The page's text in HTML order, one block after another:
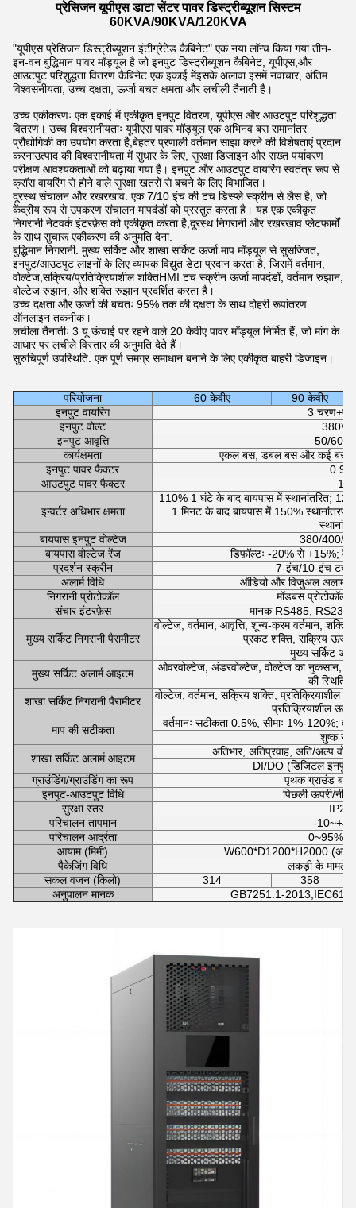
प्रेसिजन यूपीएस डाटा सेंटर पावर डिस्ट्रीब्यूशन सिस्टम
60KVA/90KVA/120KVA
"यूपीएस प्रेसिजन डिस्ट्रीब्यूशन इंटीग्रेटेड कैबिनेट" एक नया लॉन्च किया गया तीन-
इन-वन बुद्धिमान पावर मॉड्यूल है जो इनपुट डिस्ट्रीब्यूशन कैबिनेट, यूपीएस,और
आउटपुट परिशुद्धता वितरण कैबिनेट एक इकाई मेंइसके अलावा इसमें नवाचार, अंतिम
विश्वसनीयता, उच्च दक्षता, ऊर्जा बचत क्षमता और लचीली तैनाती है।
उच्च एकीकरणः एक इकाई में एकीकृत इनपुट वितरण, यूपीएस और आउटपुट परिशुद्धता
वितरण। उच्च विश्वसनीयताः यूपीएस पावर मॉड्यूल एक अभिनव बस समानांतर
प्रौद्योगिकी का उपयोग करता है,बेहतर प्रणाली वर्तमान साझा करने की विशेषताएं प्रदान
करनाउत्पाद की विश्वसनीयता में सुधार के लिए, सुरक्षा डिजाइन और सख्त पर्यावरण
परीक्षण आवश्यकताओं को बढ़ाया गया है। इनपुट और आउटपुट वायरिंग स्वतंत्र रूप से
क्रॉस वायरिंग से होने वाले सुरक्षा खतरों से बचने के लिए विभाजित।
दूरस्थ संचालन और रखरखाव: एक 7/10 इंच की टच डिस्प्ले स्क्रीन से लैस है, जो
केंद्रीय रूप से उपकरण संचालन मापदंडों को प्रस्तुत करता है। यह एक एकीकृत
निगरानी नेटवर्क इंटरफ़ेस को एकीकृत करता है,दूरस्थ निगरानी और रखरखाव प्लेटफार्मों
के साथ सुचारू एकीकरण की अनुमति देना.
बुद्धिमान निगरानी: मुख्य सर्किट और शाखा सर्किट ऊर्जा माप मॉड्यूल से सुसज्जित,
इनपुट/आउटपुट लाइनों के लिए व्यापक विद्युत डेटा प्रदान करता है, जिसमें वर्तमान,
वोल्टेज,सक्रिय/प्रतिक्रियाशील शक्तिHMI टच स्क्रीन ऊर्जा मापदंडों, वर्तमान रुझान,
वोल्टेज रुझान, और शक्ति रुझान प्रदर्शित करता है।
उच्च दक्षता और ऊर्जा की बचतः 95% तक की दक्षता के साथ दोहरी रूपांतरण
ऑनलाइन तकनीक।
लचीला तैनातीः 3 यू ऊंचाई पर रहने वाले 20 केवीए पावर मॉड्यूल निर्मित हैं, जो मांग के
आधार पर लचीले विस्तार की अनुमति देते हैं।
सुरुचिपूर्ण उपस्थिति: एक पूर्ण समग्र समाधान बनाने के लिए एकीकृत बाहरी डिजाइन।
परियोजना 60 केवीए
90 केवीए
इनपुट वायरिंग
3
इनपुट वोल्ट
इनपुट आवृत्ति
50/60
कार्यक्षमता
एकल बस, डबल बस और कई बस
इनपुट पावर फैक्टर
0.99
आउटपुट पावर फैक्टर
1
इन्वर्टर अधिभार क्षमता
110% 1 घंटे के बाद बायपास में स्थानांतरित;
1 मिनट के बाद बायपास में 150%
बायपास इनपुट वोल्टेज
380/400/
बायपास वोल्टेज रेंज
डिफ़ॉल्टः -20% से +15%;
प्रदर्शन स्क्रीन
7-इंच/10-इंच टच
अलार्म विधि
ऑडियो और विजुअल अलार्म,
निगरानी प्रोटोकॉल
मॉडबस प्रोटोकॉल,
संचार इंटरफ़ेस
मानक RS485, RS232,
मुख्य सर्किट निगरानी पैरामीटर
वोल्टेज, वर्तमान, आवृत्ति, शून्य-क्रम वर्तमान,
प्रकट शक्ति, सक्रिय ऊर्जा,
मुख्य सर्किट
मुख्य सर्किट अलार्म आइटम
ओवरवोल्टेज, अंडरवोल्टेज, वोल्टेज का नुकसान,
की स्थिति
शाखा सर्किट निगरानी पैरामीटर
वोल्टेज, वर्तमान, सक्रिय शक्ति, प्रतिक्रियाशील
प्रतिक्रियाशील
माप की सटीकता
वर्तमानः सटीकता 0.5%, सीमाः 1%-120%;
शुष्क
शाखा सर्किट अलार्म आइटम
अतिभार, अतिप्रवाह, अति/अल्प
DI/DO (डिजिटल
ग्राउंडिंग/ग्राउंडिंग का रूप
पृथक ग्राउंड बार/
इनपुट-आउटपुट विधि
पिछली ऊपरी/
सुरक्षा स्तर
IP20
परिचालन तापमान
-
परिचालन आर्द्रता
0~95%
आयाम (मिमी)
W600*D1200*H2000 (अन्य
पैकेजिंग विधि
लकड़ी के मामले
सकल वजन (किलो)
314
358
अनुपालन मानक
GB7251.1-